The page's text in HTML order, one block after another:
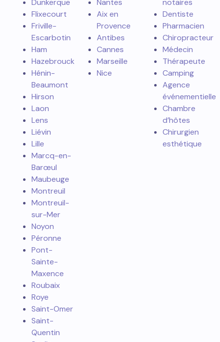
Thierry
Compiègne
Creil
Denain
Douai
Doullens
Dunkerque
Flixecourt
Friville-
Escarbotin
Ham
Hazebrouck
Hénin-
Beaumont
Hirson
Laon
Lens
Liévin
Lille
Marcq-en-
Barœul
Maubeuge
Montreuil
Montreuil-
sur-Mer
Noyon
Péronne
Pont-
Sainte-
Pau
Béziers
Montpellier
Toulouse
La Roche-
sur-Yon
Nantes
Association
Avocat
Cabinet
d’expertise
comptable
Cabinet de
notaires
Dentiste
Pharmacien
Chiropracteur
Médecin
Thérapeute
Camping